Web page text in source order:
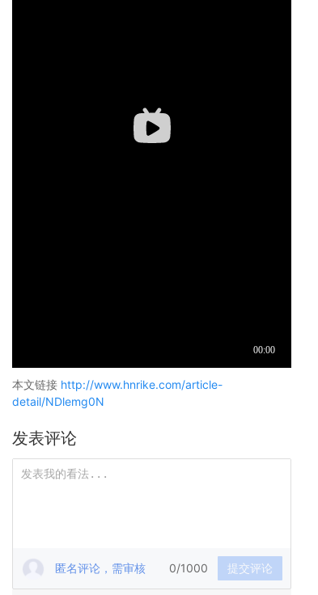
本文链接 http://www.hnrike.com/article-
detail/NDlemg0N
发表评论
匿名评论，需审核 0/1000 提交评论